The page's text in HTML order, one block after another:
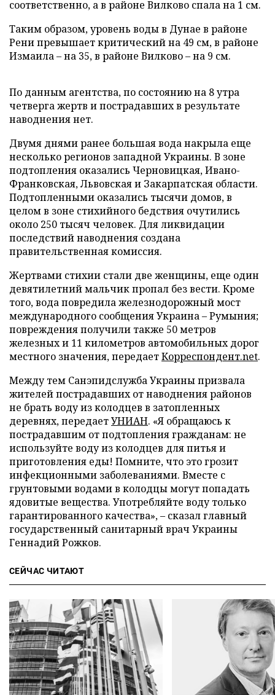
соответственно, а в районе Вилково спала на 1 см.
Таким образом, уровень воды в Дунае в районе
Рени превышает критический на 49 см, в районе
Измаила–на 35, в районе Вилково–на 9 см.
По данным агентства, по состоянию на 8 утра
четверга жертв и пострадавших в результате
наводнения нет.
Двумя днями ранее большая вода накрыла еще
несколько регионов западной Украины. В зоне
подтопления оказались Черновицкая, Ивано-
Франковская, Львовская и Закарпатская области.
Подтопленными оказались тысячи домов, в
целом в зоне стихийного бедствия очутились
около 250 тысяч человек. Для ликвидации
последствий наводнения создана
правительственная комиссия.
Жертвами стихии стали две женщины, еще один
девятилетний мальчик пропал без вести. Кроме
того, вода повредила железнодорожный мост
международного сообщения Украина–Румыния;
повреждения получили также 50 метров
железных и 11 километров автомобильных дорог
местного значения, передаетКорреспондент.net.
Между тем Санэпидслужба Украины призвала
жителей пострадавших от наводнения районов
не брать воду из колодцев в затопленных
деревнях, передаетУНИАН. «Я обращаюсь к
пострадавшим от подтопления гражданам: не
используйте воду из колодцев для питья и
приготовления еды! Помните, что это грозит
инфекционными заболеваниями. Вместе с
грунтовыми водами в колодцы могут попадать
ядовитые вещества. Употребляйте воду только
гарантированного качества»,– сказал главный
государственный санитарный врач Украины
Геннадий Рожков.
СЕЙЧАС ЧИТАЮТ